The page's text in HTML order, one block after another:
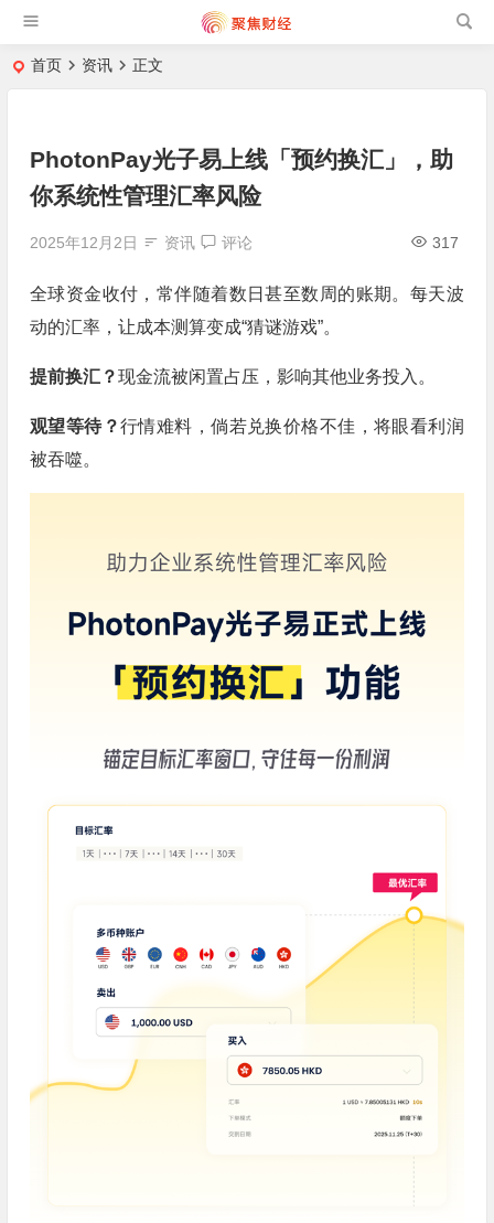
首页 资讯 正文
PhotonPay光子易上线「预约换汇」，助
你系统性管理汇率风险
2025年12月2日 资讯 评论 317
全球资金收付，常伴随着数日甚至数周的账期。每天波
动的汇率，让成本测算变成“猜谜游戏”。
提前换汇？现金流被闲置占压，影响其他业务投入。
观望等待？行情难料，倘若兑换价格不佳，将眼看利润
被吞噬。